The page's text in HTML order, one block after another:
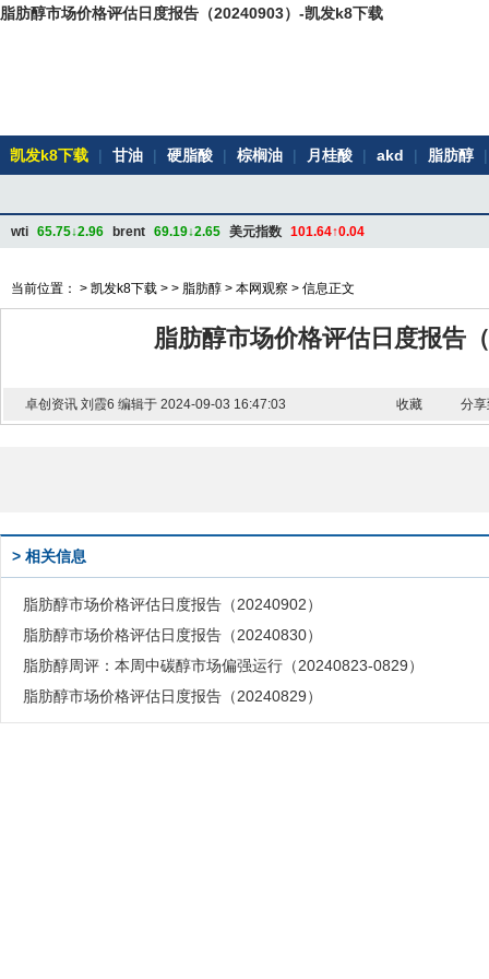
脂肪醇市场价格评估日度报告（20240903）-凯发k8下载
凯发k8下载 | 甘油 | 硬脂酸 | 棕榈油 | 月桂酸 | akd | 脂肪醇 |
wti 65.75↓2.96 brent 69.19↓2.65 美元指数 101.64↑0.04
当前位置： > 凯发k8下载 > > 脂肪醇 > 本网观察 > 信息正文
脂肪醇市场价格评估日度报告
卓创资讯 刘霞6 编辑于 2024-09-03 16:47:03 分
收藏
> 相关信息
脂肪醇市场价格评估日度报告（20240902）
脂肪醇市场价格评估日度报告（20240830）
脂肪醇周评：本周中碳醇市场偏强运行（20240823-0829）
脂肪醇市场价格评估日度报告（20240829）